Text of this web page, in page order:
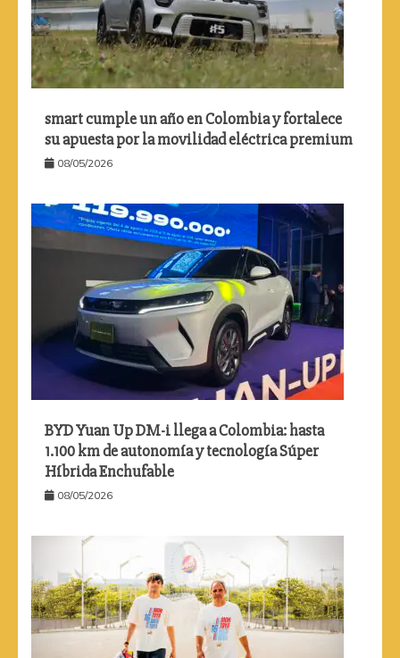
smart cumple un año en Colombia y fortalece
su apuesta por la movilidad eléctrica premium
08/05/2026
BYD Yuan Up DM-i llega a Colombia: hasta
1.100 km de autonomía y tecnología Súper
Híbrida Enchufable
08/05/2026